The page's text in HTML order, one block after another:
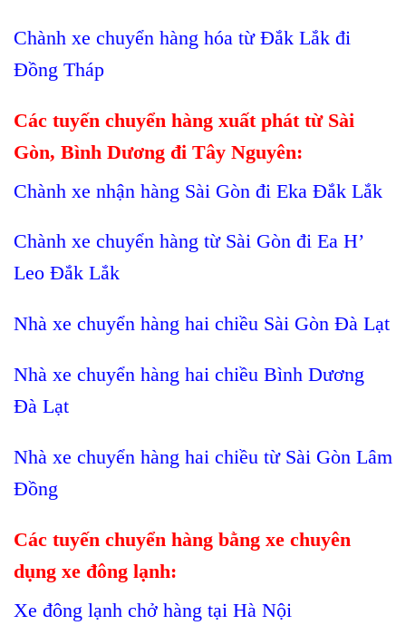
Chành xe chuyển hàng hóa từ Đắk Lắk đi
Đồng Tháp
Các tuyến chuyển hàng xuất phát từ Sài
Gòn, Bình Dương đi Tây Nguyên:
Chành xe nhận hàng Sài Gòn đi Eka Đắk Lắk
Chành xe chuyển hàng từ Sài Gòn đi Ea H’
Leo Đắk Lắk
Nhà xe chuyển hàng hai chiều Sài Gòn Đà Lạt
Nhà xe chuyển hàng hai chiều Bình Dương
Đà Lạt
Nhà xe chuyển hàng hai chiều từ Sài Gòn Lâm
Đồng
Các tuyến chuyển hàng bằng xe chuyên
dụng xe đông lạnh:
Xe đông lạnh chở hàng tại Hà Nội